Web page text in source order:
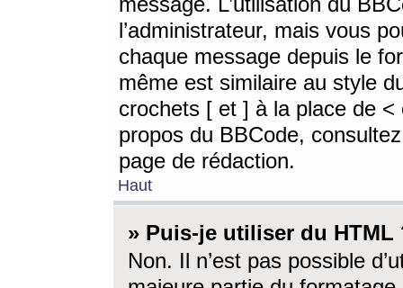
l’administrateur, mais vous
chaque message depuis le
même est similaire au style
crochets [ et ] à la place de <
propos du BBCode,
page de rédaction.
Haut
» Puis-je utiliser du HTML
Non. Il n’est pas possible